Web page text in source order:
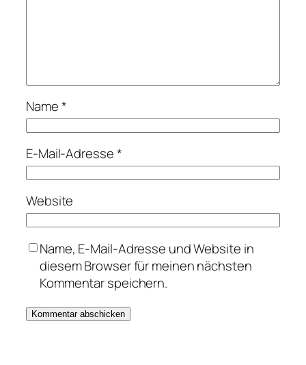
Name*
E-Mail-Adresse*
Website
Name, E-Mail-Adresse und Website in
diesem Browser für meinen nächsten
Kommentar speichern.